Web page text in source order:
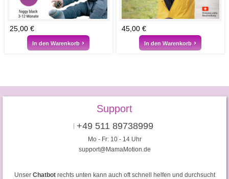
25,00 €
In den Warenkorb
45,00 €
In den Warenkorb
Support
+49 511 89738999
Mo - Fr: 10 - 14 Uhr
support@MamaMotion.de
Unser Chatbotrechts unten kann auch oft schnell helfen und durchsucht